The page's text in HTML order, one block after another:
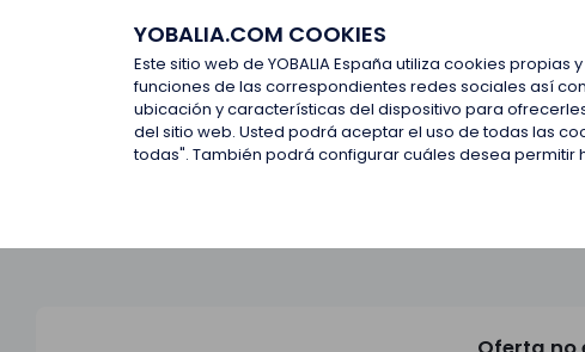
YOBALIA.COM COOKIES
Este sitio web de YOBALIA España utiliza cookies
funciones de las correspondientes redes sociales así
ubicación y características del dispositivo para
del sitio web. Usted podrá aceptar el uso de todas las
todas". También podrá configurar cuáles desea permitir
Últimas ofertas
Últimas ofertas